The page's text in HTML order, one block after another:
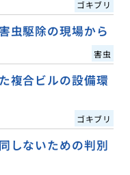
ゴキブリ
虫駆除の現場から
害虫
複合ビルの設備環
ゴキブリ
しないための判別